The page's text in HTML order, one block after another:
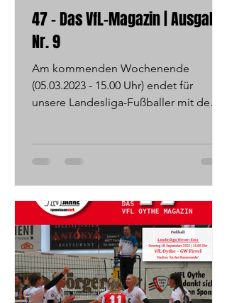
47 - Das VfL-Magazin | Ausgabe
Nr. 9
Am kommenden Wochenende
(05.03.2023 - 15.00 Uhr) endet für
unsere Landesliga-Fußballer mit dem